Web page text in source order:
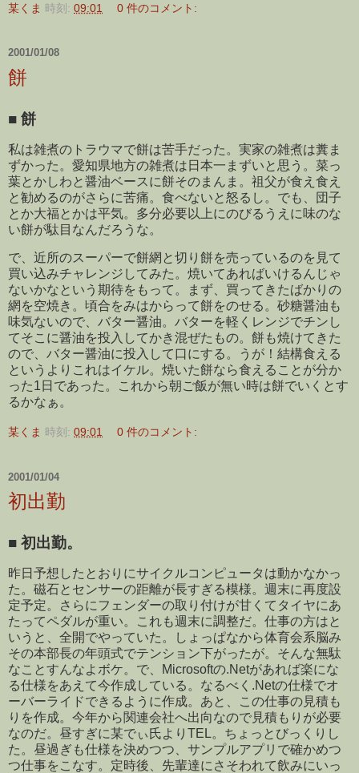
某くま 時刻: 09:01 0 件のコメント:
2001/01/08
餅
■ 餅
私は雑煮のトラウマで餅は苦手だった。実家の雑煮は糞ま
ずかった。愛知県地方の雑煮は日本一まずいと思う。菜っ
葉とかしわと醤油ベースに餅そのまんま。祖父が食え食え
と勧めるのがさらに苦痛。食べないと怒るし。でも、団子
とか大福とかは平気。多分必要以上にのびるうえに味のな
い餅が駄目なんだろうな。
で、近所のスーパーで餅網と切り餅を売っているのを見て
買い込みチャレンジしてみた。焼いてあればいけるんじゃ
ないかなという期待をもって。まず、買ってきたばかりの
網を空焼き。頃合をみはからって餅をのせる。砂糖醤油も
味気ないので、バター醤油。バターを軽くレンジでチンし
てそこに醤油を投入してかき混ぜたもの。餅も焼けてきた
ので、バター醤油に投入して口にする。うが！結構食える
というよりこれはイケル。焼いた餅なら食えることが分か
った1日であった。これから朝ご飯が無い時は餅でいくとす
るかなぁ。
某くま 時刻: 09:01 0 件のコメント:
2001/01/04
初出勤
■ 初出勤。
昨日予想したとおりにサイクルコンピュータは動かなかっ
た。磁石とセンサーの距離が長すぎる模様。週末に再度設
定予定。さらにフェンダーの取り付けが甘くてタイヤにあ
たってペダルが重い。これも週末に調整だ。仕事の方はと
いうと、全開でやっていた。しょっぱなから体育会系脳み
その本部長の年頭式でテンション下がったが。そんな無駄
なことすんなよボケ。で、Microsoftの.Netがあれば楽にな
る仕様をあえて今作成している。なるべく.Netの仕様でオ
ーバーライドできるように作成。あと、この仕事の見積も
りを作成。今年から関連会社へ出向なので見積もりが必要
なのだ。昼すぎに某でぃ氏よりTEL。ちょっとびっくりし
た。昼過ぎも仕様を決めつつ、サンプルアプリで確かめつ
つ仕事をこなす。定時後、先輩達にさそわれて飲みにいっ